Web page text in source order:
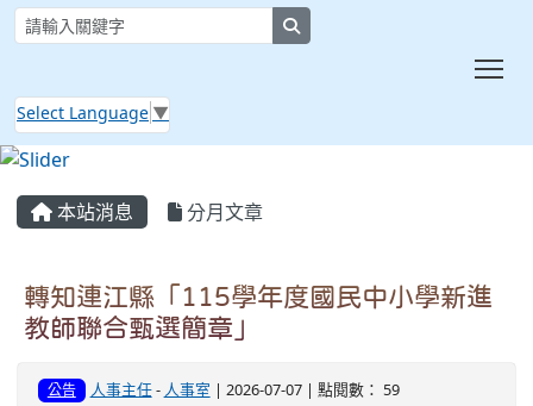
Select Language ▼
本站消息 分月文章
轉知連江縣「115學年度國民中小學新進
教師聯合甄選簡章」
公告 人事主任- 人事室 | 2026-07-07 | 點閱數： 59